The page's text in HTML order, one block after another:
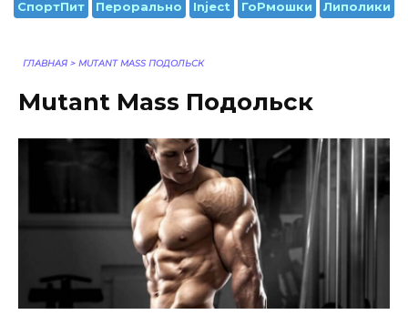
СпортПит Перорально Inject ГоРмошки Липолики
ГЛАВНАЯ > MUTANT MASS ПОДОЛЬСК
Mutant Mass Подольск